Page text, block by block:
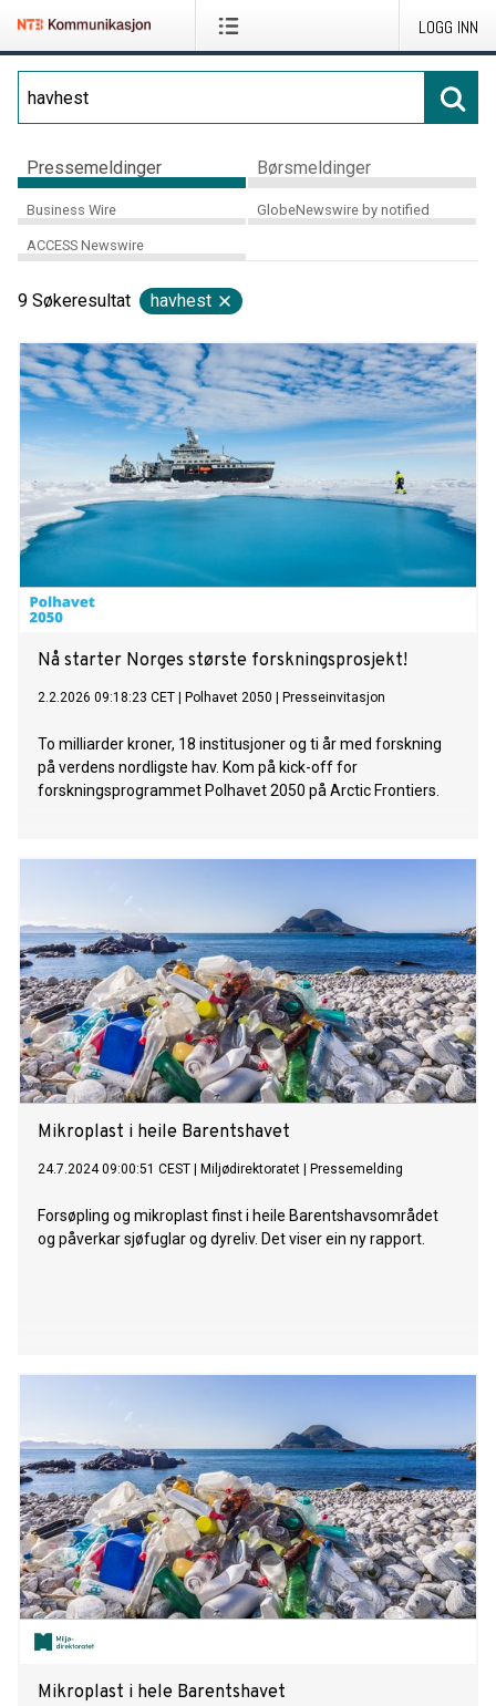
LOGG INN
Pressemeldinger Børsmeldinger
Business Wire GlobeNewswire by notified
ACCESS Newswire
9 Søkeresultat havhest
Nå starter Norges største forskningsprosjekt!
2.2.2026 09:18:23 CET Polhavet 2050 Presseinvitasjon
To milliarder kroner, 18 institusjoner og ti år med forskning
på verdens nordligste hav. Kom på kick-off for
forskningsprogrammet Polhavet 2050 på Arctic Frontiers.
Mikroplast i heile Barentshavet
24.7.2024 09:00:51 CEST Miljødirektoratet Pressemelding
Forsøpling og mikroplast finst i heile Barentshavsområdet
og påverkar sjøfuglar og dyreliv. Det viser ein ny rapport.
Mikroplast i hele Barentshavet